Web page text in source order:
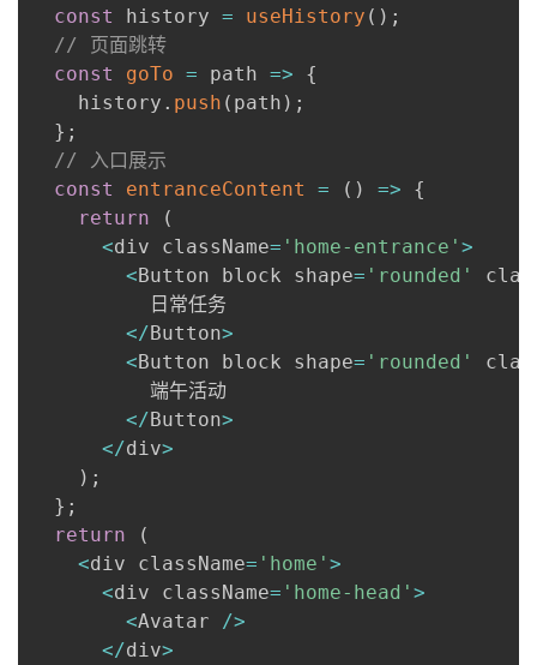
const
history = useHistory ( ) ;
// 页面跳转
const
goTo = path =>
{
    history
. push ( path ) ;
} ;
// 入口展示
const
entranceContent = ( ) =>
{
return
(
<div className= 'home-entrance' >
<Button block shape= 'rounded'
          日常任务
</Button>
<Button block shape= 'rounded'
          端午活动
</Button>
</div>
) ;
} ;
return
(
<div className= 'home' >
<div className= 'home-head' >
<Avatar />
</div>